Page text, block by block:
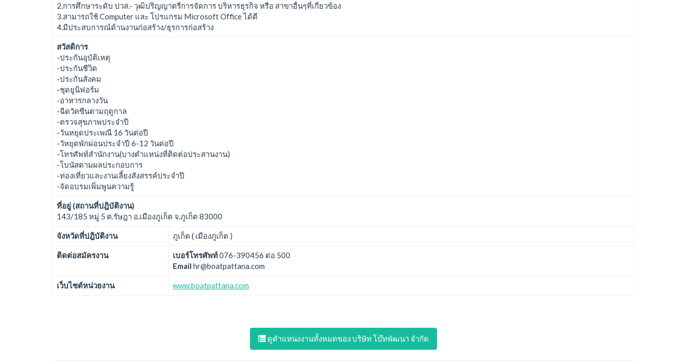
2.การศึกษาระดับ ปวส.- วุฒิปริญญาตรีการจัดการ บริหารธุรกิจ หรือ สาขาอื่นๆที่เกี่ยวข้อง
3.สามารถใช้ Computer และ โปรแกรม Microsoft Office ได้ดี
4.มีประสบการณ์ด้านงานก่อสร้าง/ธุรการก่อสร้าง
สวัสดิการ
-ประกันอุบัติเหตุ
-ประกันชีวิต
-ประกันสังคม
-ชุดยูนิฟอร์ม
-อาหารกลางวัน
-ฉีดวัคซีนตามฤดูกาล
-ตรวจสุขภาพประจำปี
-วันหยุดประเพณี 16 วันต่อปี
-วัหยุดพักผ่อนประจำปี 6-12 วันต่อปี
-โทรศัพท์สำนักงาน(บางตำแหน่งที่ติดต่อประสานงาน)
-โบนัสตามผลประกอบการ
-ท่องเที่ยวและงานเลี้ยงสังสรรค์ประจำปี
-จัดอบรมเพิ่มพูนความรู้
ที่อยู่ (สถานที่ปฎิบัติงาน)
143/185 หมู่ 5 ต.รัษฎา อ.เมืองภูเก็ต จ.ภูเก็ต 83000
จังหวัดที่ปฎิบัติงาน ภูเก็ต ( เมืองภูเก็ต )
ติดต่อสมัครงาน เบอร์โทรศัพท์076-390456 ต่อ 500
Email hr@boatpattana.com
เว็บไซต์หน่วยงาน www.boatpattana.com
ดูตำแหน่งงานทั้งหมดของ บริษัท โบ๊ทพัฒนา จำกัด